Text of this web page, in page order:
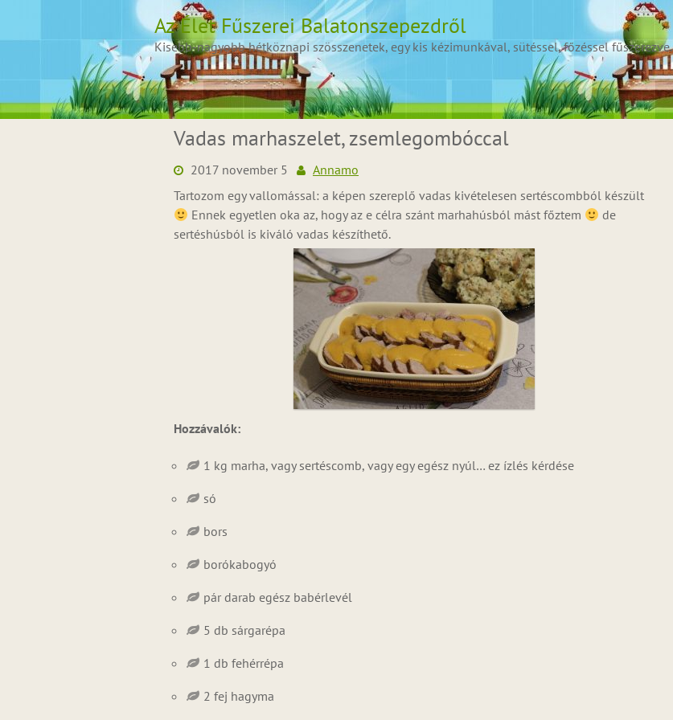
content
Az Élet Fűszerei Balatonszepezdről
Kisebb-nagyobb hétköznapi szösszenetek, egy kis kézimunkával, sütéssel, főzéssel fűszerezve.
Vadas marhaszelet, zsemlegombóccal
2017 november 5
Annamo
Tartozom egy vallomással: a képen szereplő vadas kivételesen sertéscombból készült
Ennek egyetlen oka az, hogy az e célra szánt marhahúsból mást főztem
de
sertéshúsból is kiváló vadas készíthető.
Hozzávalók:
1 kg marha, vagy sertéscomb, vagy egy egész nyúl… ez ízlés kérdése
só
bors
borókabogyó
pár darab egész babérlevél
5 db sárgarépa
1 db fehérrépa
2 fej hagyma